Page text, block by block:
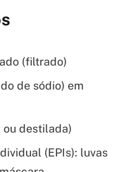
(filtrado)
de sódio) em
ou destilada)
(EPIs): luvas